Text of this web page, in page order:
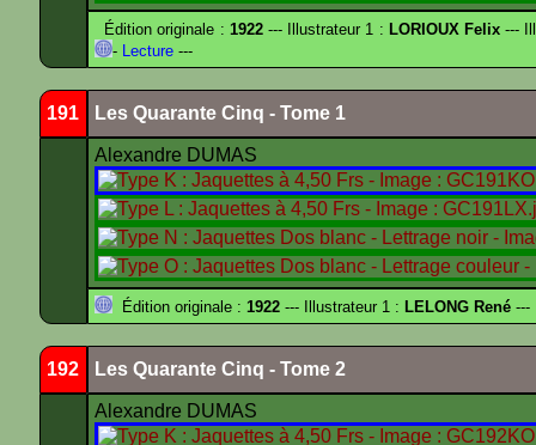
Édition originale : 1922--- Illustrateur 1 : LORIOUX Felix---
- Lecture ---
191 Les Quarante Cinq - Tome 1
Alexandre DUMAS
Édition originale : 1922 --- Illustrateur 1 : LELONG René ---
192 Les Quarante Cinq - Tome 2
Alexandre DUMAS